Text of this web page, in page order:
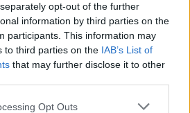
opt-out of the further
information by third parties on the
participants. This information may
to third parties on the IAB’s List of
that may further disclose it to other
app uses one or more Google
Opt Outs
Γεωργιακώδης